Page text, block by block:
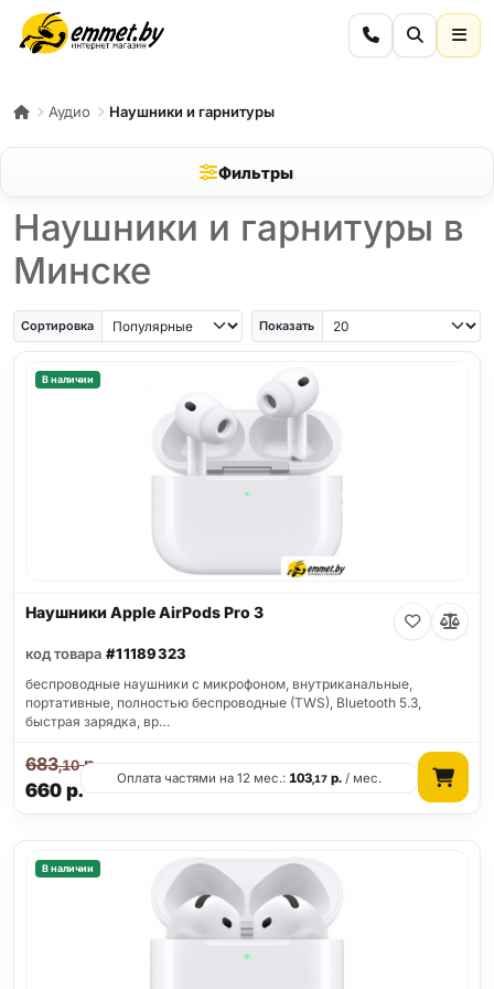
Аудио Наушники и гарнитуры
Фильтры
Наушники и гарнитуры в
Минске
Сортировка Показать
В наличии
Наушники Apple AirPods Pro 3
код товара #11189323
беспроводные наушники с микрофоном, внутриканальные,
портативные, полностью беспроводные (TWS), Bluetooth 5.3,
быстрая зарядка, вр…
660р.
683,10р.
Оплата частями на 12 мес.: 103,17 р. / мес.
В наличии